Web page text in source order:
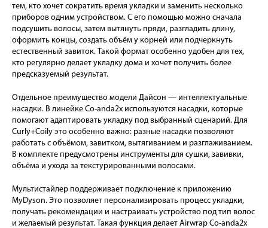
тем, кто хочет сократить время укладки и заменить несколько
приборов одним устройством. С его помощью можно сначала
подсушить волосы, затем вытянуть пряди, разгладить длину,
оформить концы, создать объём у корней или подчеркнуть
естественный завиток. Такой формат особенно удобен для тех,
кто регулярно делает укладку дома и хочет получить более
предсказуемый результат.
Отдельное преимущество модели Дайсон — интеллектуальные
насадки. В линейке Co-anda2x используются насадки, которые
помогают адаптировать укладку под выбранный сценарий. Для
Curly+Coily это особенно важно: разные насадки позволяют
работать с объёмом, завитком, вытягиванием и разглаживанием.
В комплекте предусмотрены инструменты для сушки, завивки,
объёма и ухода за текстурированными волосами.
Мультистайлер поддерживает подключение к приложению
MyDyson. Это позволяет персонализировать процесс укладки,
получать рекомендации и настраивать устройство под тип волос
и желаемый результат. Такая функция делает Airwrap Co-anda2x